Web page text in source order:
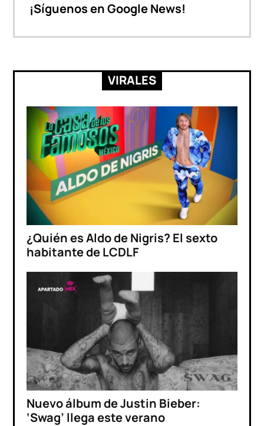
¡Síguenos en Google News!
VIRALES
¿Quién es Aldo de Nigris? El sexto
habitante de LCDLF
Nuevo álbum de Justin Bieber:
‘Swag’ llega este verano